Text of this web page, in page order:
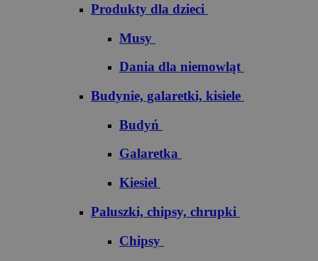
Produkty dla dzieci
Musy
Dania dla niemowląt
Budynie, galaretki, kisiele
Budyń
Galaretka
Kiesiel
Paluszki, chipsy, chrupki
Chipsy